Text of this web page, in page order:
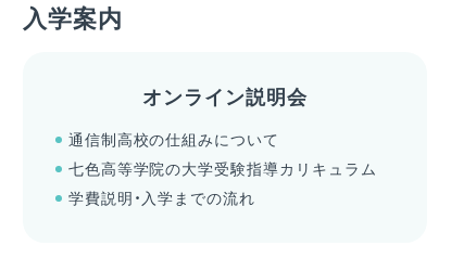
入学案内
オンライン説明会
通信制高校の仕組みについて
七色高等学院の大学受験指導カリキュラム
学費説明・入学までの流れ